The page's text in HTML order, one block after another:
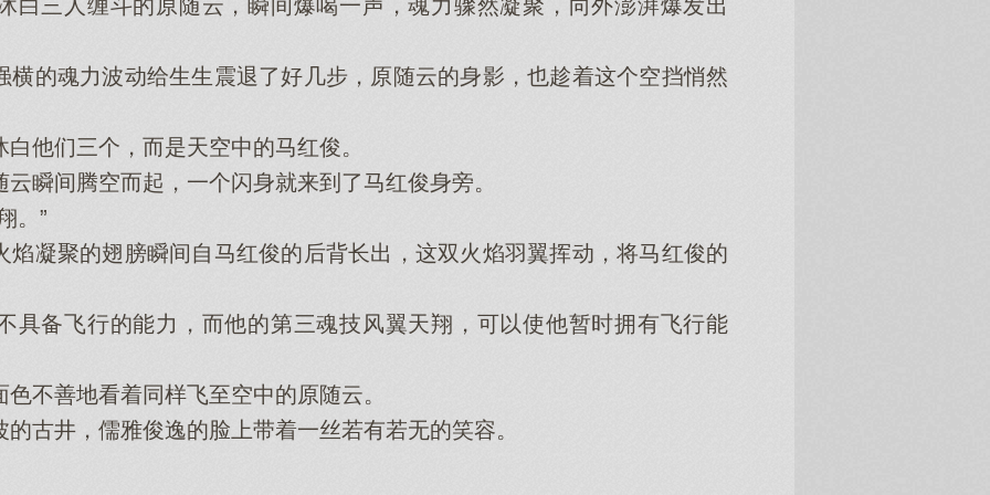
人缠斗的原随云，瞬间爆喝一声，魂力骤然凝聚，向外澎湃爆发出
魂力波动给生生震退了好几步，原随云的身影，也趁着这个空挡悄然
们三个，而是天空中的马红俊。
间腾空而起，一个闪身就来到了马红俊身旁。
。”
聚的翅膀瞬间自马红俊的后背长出，这双火焰羽翼挥动，将马红俊的
飞行的能力，而他的第三魂技风翼天翔，可以使他暂时拥有飞行能
善地看着同样飞至空中的原随云。
井，儒雅俊逸的脸上带着一丝若有若无的笑容。